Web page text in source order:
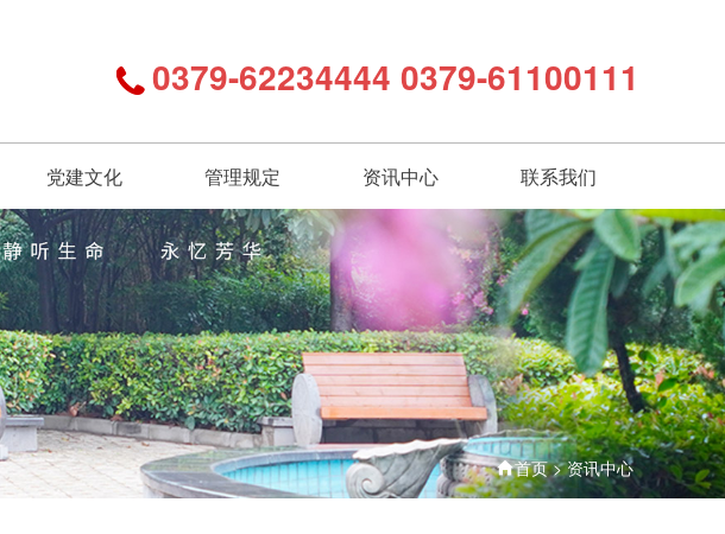
0379-62234444 0379-61100111
党建文化 管理规定 资讯中心 联系我们
首页>资讯中心